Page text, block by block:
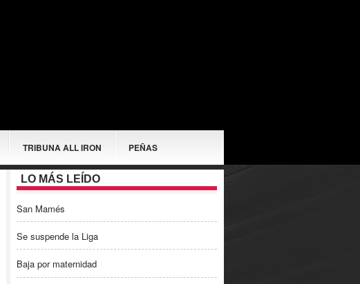
TRIBUNA ALL IRON PEÑAS
LO MÁS LEÍDO
San Mamés
Se suspende la Liga
Baja por maternidad